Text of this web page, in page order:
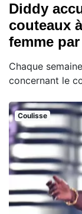
Diddy
couteaux
femme
Chaque
concernant le
Coulisse